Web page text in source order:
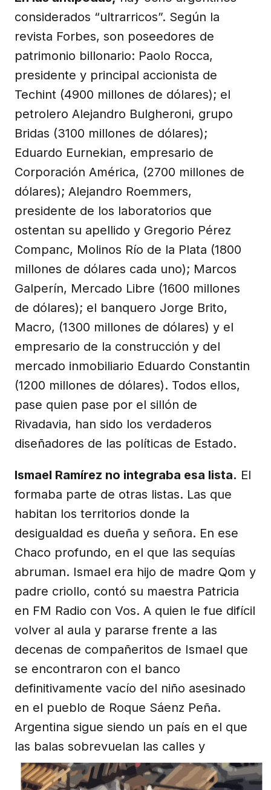
considerados “ultrarricos”. Según la
revista Forbes, son poseedores de
patrimonio billonario: Paolo Rocca,
presidente y principal accionista de
Techint (4900 millones de dólares); el
petrolero Alejandro Bulgheroni, grupo
Bridas (3100 millones de dólares);
Eduardo Eurnekian, empresario de
Corporación América, (2700 millones de
dólares); Alejandro Roemmers,
presidente de los laboratorios que
ostentan su apellido y Gregorio Pérez
Companc, Molinos Río de la Plata (1800
millones de dólares cada uno); Marcos
Galperín, Mercado Libre (1600 millones
de dólares); el banquero Jorge Brito,
Macro, (1300 millones de dólares) y el
empresario de la construcción y del
mercado inmobiliario Eduardo Constantin
(1200 millones de dólares). Todos ellos,
pase quien pase por el sillón de
Rivadavia, han sido los verdaderos
diseñadores de las políticas de Estado.
Ismael Ramírez no integraba esa lista. El
formaba parte de otras listas. Las que
habitan los territorios donde la
desigualdad es dueña y señora. En ese
Chaco profundo, en el que las sequías
abruman. Ismael era hijo de madre Qom y
padre criollo, contó su maestra Patricia
en FM Radio con Vos. A quien le fue difícil
volver al aula y pararse frente a las
decenas de compañeritos de Ismael que
se encontraron con el banco
definitivamente vacío del niño asesinado
en el pueblo de Roque Sáenz Peña.
Argentina sigue siendo un país en el que
las balas sobrevuelan las calles y